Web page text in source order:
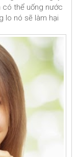
có thể uống nước
lo nó sẽ làm hại